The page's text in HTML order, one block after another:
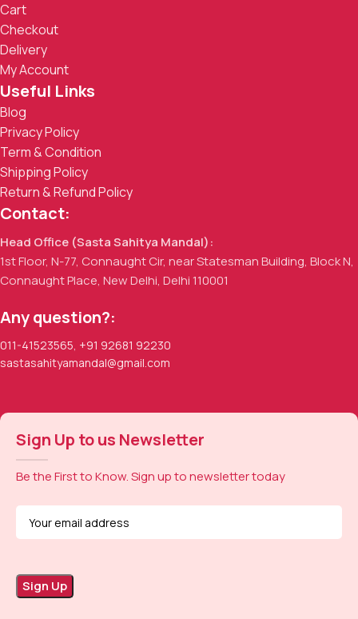
Cart
Checkout
Delivery
My Account
Useful Links
Blog
Privacy Policy
Term & Condition
Shipping Policy
Return & Refund Policy
Contact:
Head Office (Sasta Sahitya Mandal):
1st Floor, N-77, Connaught Cir, near Statesman Building, Block N,
Connaught Place, New Delhi, Delhi 110001
Any question?:
011-41523565, +91 92681 92230
sastasahityamandal@gmail.com
Sign Up to us Newsletter
Be the First to Know. Sign up to newsletter today